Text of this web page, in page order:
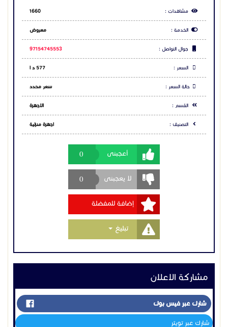
مشاهدات : 1660
الخدمة : معروض
جوال التواصل : 97154745553
السعر : 577 د ا
حالة السعر : سعر محدد
القسم : الاجهزة
التصنيف : اجهزة منزلية
أعجبنى 0
لا يعجبنى 0
إضافة للمفضلة
تبليغ Toggle Dropdown
مشاركة الاعلان
شارك عبر فيس بوك
شارك عبر تويتر